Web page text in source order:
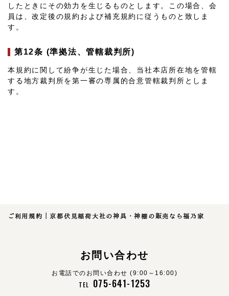
したときにその効力を生じるものとします。この場合、会
員は、改定後の規約および補充規約に従うものと致しま
す。
第12条 (準拠法、管轄裁判所)
本規約に関して紛争が生じた場合、当社本店所在地を管轄
する地方裁判所を第一審の専属的合意管轄裁判所としま
す。
ご利用規約｜京都伏見稲荷大社の神具・神棚の販売なら福乃家
お問い合わせ
お電話でのお問い合わせ (9:00～16:00)
TEL 075-641-1253